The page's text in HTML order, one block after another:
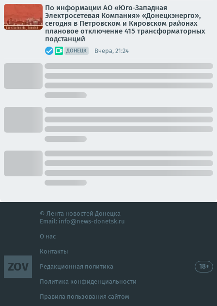
По информации АО «Юго-Западная
Электросетевая Компания» «Донецкэнерго»,
сегодня в Петровском и Кировском районах
плановое отключение 415 трансформаторных
подстанций
ДОНЕЦК Вчера, 21:24
ZOV
© Лента новостей Донецка
Email: info@news-donetsk.ru
О нас
Контакты
Редакционная политика
Политика конфиденциальности
Правила пользования сайтом
18+